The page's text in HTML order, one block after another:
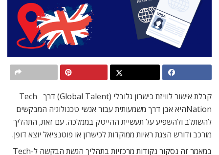
קבלת אישור לוויזת כישרון גלובלי (Global Talent) דרך Tech
Nationהיא אבן דרך משמעותית עבור אנשי טכנולוגיה המבקשים
להשתלב ולהשפיע על תעשיית ההייטק בממלכה. עם זאת, התהליך
מורכב ודורש הצגת ראיות ממוקדות לכישרון או פוטנציאל יוצא דופן.
במאמר זה נסקור נקודות מרכזיות בתהליך הגשת הבקשה ל-Tech